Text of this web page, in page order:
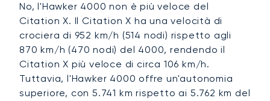
No, l'Hawker 4000 non è più veloce del
Citation X. Il Citation X ha una velocità di
crociera di 952 km/h (514 nodi) rispetto agli
870 km/h (470 nodi) del 4000, rendendo il
Citation X più veloce di circa 106 km/h.
Tuttavia, l'Hawker 4000 offre un'autonomia
superiore, con 5.741 km rispetto ai 5.762 km del